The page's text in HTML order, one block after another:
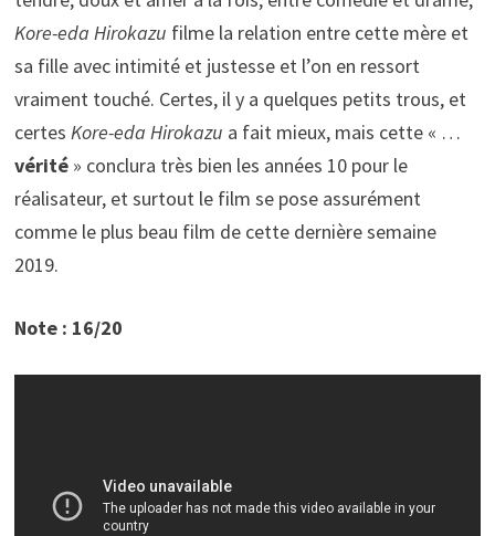
Kore-eda Hirokazu filme la relation entre cette mère et
sa fille avec intimité et justesse et l’on en ressort
vraiment touché. Certes, il y a quelques petits trous, et
certes Kore-eda Hirokazu a fait mieux, mais cette « …
vérité» conclura très bien les années 10 pour le
réalisateur, et surtout le film se pose assurément
comme le plus beau film de cette dernière semaine
2019.
Note : 16/20